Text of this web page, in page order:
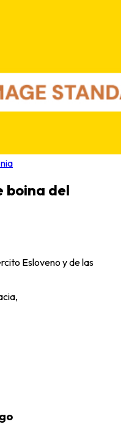
boina del
Esloveno y de las